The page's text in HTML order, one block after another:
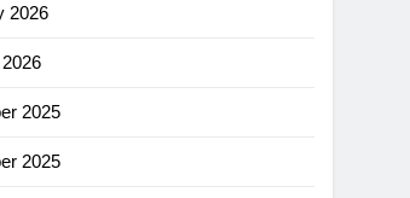
2026
2025
2025